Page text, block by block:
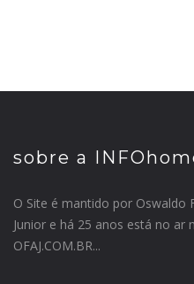
sobre a
O Site é mantido por Oswaldo
Junior e há 25 anos está no ar
OFAJ.COM.BR...